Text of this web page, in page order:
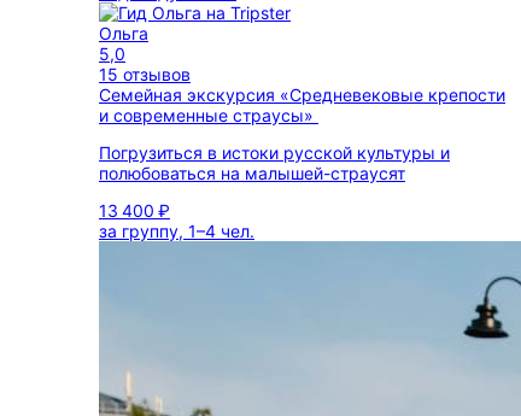
Ольга
5,0
15 отзывов
Семейная экскурсия «Средневековые крепости
и современные страусы»
Погрузиться в истоки русской культуры и
полюбоваться на малышей-страусят
13 400 ₽
за группу, 1–4 чел.